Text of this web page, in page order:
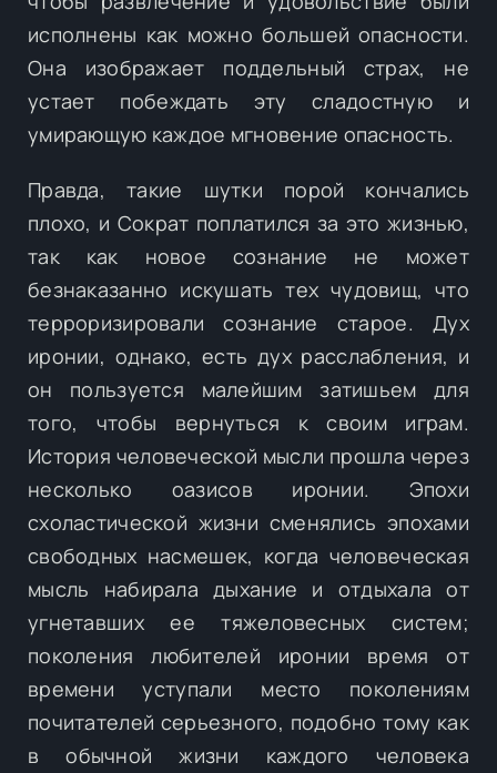
исполнены как можно большей опасности.
Она изображает поддельный страх, не
устает побеждать эту сладостную и
умирающую каждое мгновение опасность.
Правда, такие шутки порой кончались
плохо, и Сократ поплатился за это жизнью,
так как новое сознание не может
безнаказанно искушать тех чудовищ, что
терроризировали сознание старое. Дух
иронии, однако, есть дух расслабления, и
он пользуется малейшим затишьем для
того, чтобы вернуться к своим играм.
История человеческой мысли прошла через
несколько оазисов иронии. Эпохи
схоластической жизни сменялись эпохами
свободных насмешек, когда человеческая
мысль набирала дыхание и отдыхала от
угнетавших ее тяжеловесных систем;
поколения любителей иронии время от
времени уступали место поколениям
почитателей серьезного, подобно тому как
в обычной жизни каждого человека